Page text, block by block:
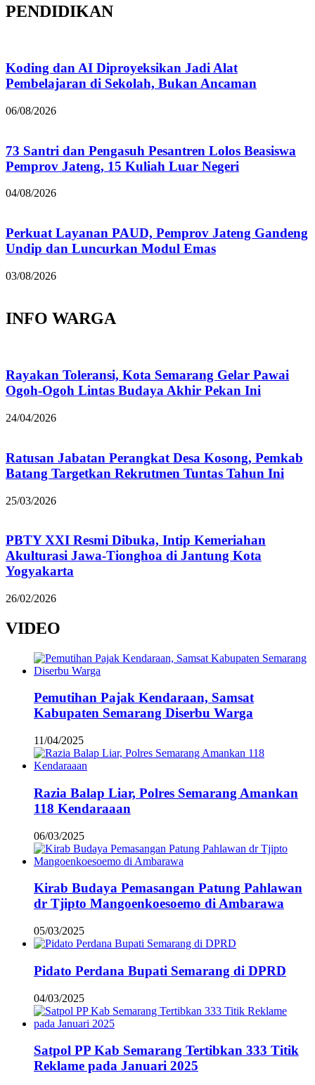
PENDIDIKAN
Koding dan AI Diproyeksikan Jadi Alat
Pembelajaran di Sekolah, Bukan Ancaman
06/08/2026
73 Santri dan Pengasuh Pesantren Lolos Beasiswa
Pemprov Jateng, 15 Kuliah Luar Negeri
04/08/2026
Perkuat Layanan PAUD, Pemprov Jateng Gandeng
Undip dan Luncurkan Modul Emas
03/08/2026
INFO WARGA
Rayakan Toleransi, Kota Semarang Gelar Pawai
Ogoh-Ogoh Lintas Budaya Akhir Pekan Ini
24/04/2026
Ratusan Jabatan Perangkat Desa Kosong, Pemkab
Batang Targetkan Rekrutmen Tuntas Tahun Ini
25/03/2026
PBTY XXI Resmi Dibuka, Intip Kemeriahan
Akulturasi Jawa-Tionghoa di Jantung Kota
Yogyakarta
26/02/2026
VIDEO
Pemutihan Pajak Kendaraan, Samsat
Kabupaten Semarang Diserbu Warga
11/04/2025
Razia Balap Liar, Polres Semarang Amankan
118 Kendaraaan
06/03/2025
Kirab Budaya Pemasangan Patung Pahlawan
dr Tjipto Mangoenkoesoemo di Ambarawa
05/03/2025
Pidato Perdana Bupati Semarang di DPRD
04/03/2025
Satpol PP Kab Semarang Tertibkan 333 Titik
Reklame pada Januari 2025